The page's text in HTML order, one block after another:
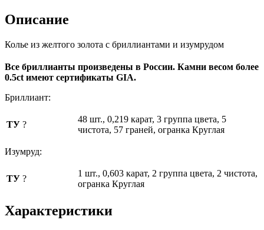
Описание
Колье из желтого золота с бриллиантами и изумрудом
Все бриллианты произведены в России. Камни весом более
0.5ct имеют сертификаты GIA.
Бриллиант:
ТУ ?
48 шт., 0,219 карат, 3 группа цвета, 5
чистота, 57 граней, огранка Круглая
Изумруд:
ТУ ?
1 шт., 0,603 карат, 2 группа цвета, 2 чистота,
огранка Круглая
Характеристики